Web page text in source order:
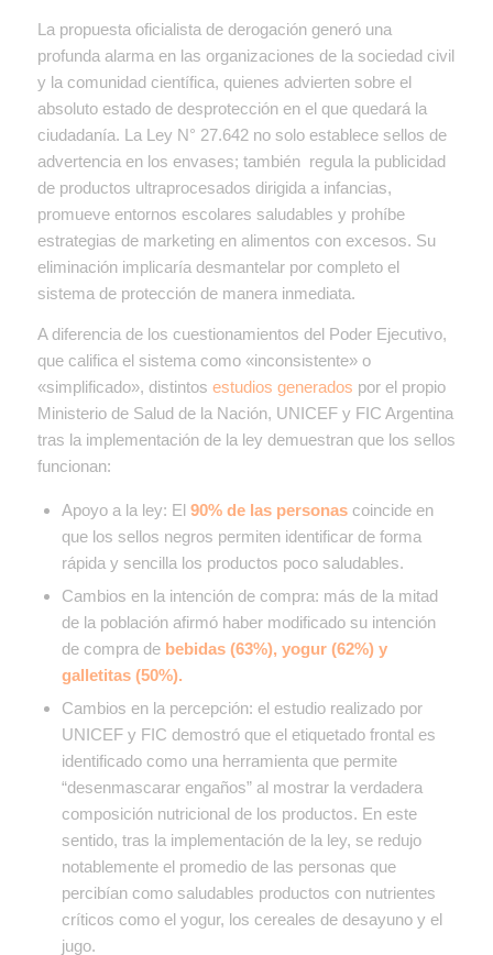
La propuesta oficialista de derogación generó una
profunda alarma en las organizaciones de la sociedad civil
y la comunidad científica, quienes advierten sobre el
absoluto estado de desprotección en el que quedará la
ciudadanía. La Ley N° 27.642 no solo establece sellos de
advertencia en los envases; también regula la publicidad
de productos ultraprocesados dirigida a infancias,
promueve entornos escolares saludables y prohíbe
estrategias de marketing en alimentos con excesos. Su
eliminación implicaría desmantelar por completo el
sistema de protección de manera inmediata.
A diferencia de los cuestionamientos del Poder Ejecutivo,
que califica el sistema como «inconsistente» o
«simplificado», distintos estudios generados por el propio
Ministerio de Salud de la Nación, UNICEF y FIC Argentina
tras la implementación de la ley demuestran que los sellos
funcionan:
Apoyo a la ley: El 90% de las personascoincide en
que los sellos negros permiten identificar de forma
rápida y sencilla los productos poco saludables.
Cambios en la intención de compra: más de la mitad
de la población afirmó haber modificado su intención
de compra debebidas (63%), yogur (62%) y
galletitas (50%).
Cambios en la percepción: el estudio realizado por
UNICEF y FIC demostró que el etiquetado frontal es
identificado como una herramienta que permite
“desenmascarar engaños” al mostrar la verdadera
composición nutricional de los productos. En este
sentido, tras la implementación de la ley, se redujo
notablemente el promedio de las personas que
percibían como saludables productos con nutrientes
críticos como el yogur, los cereales de desayuno y el
jugo.